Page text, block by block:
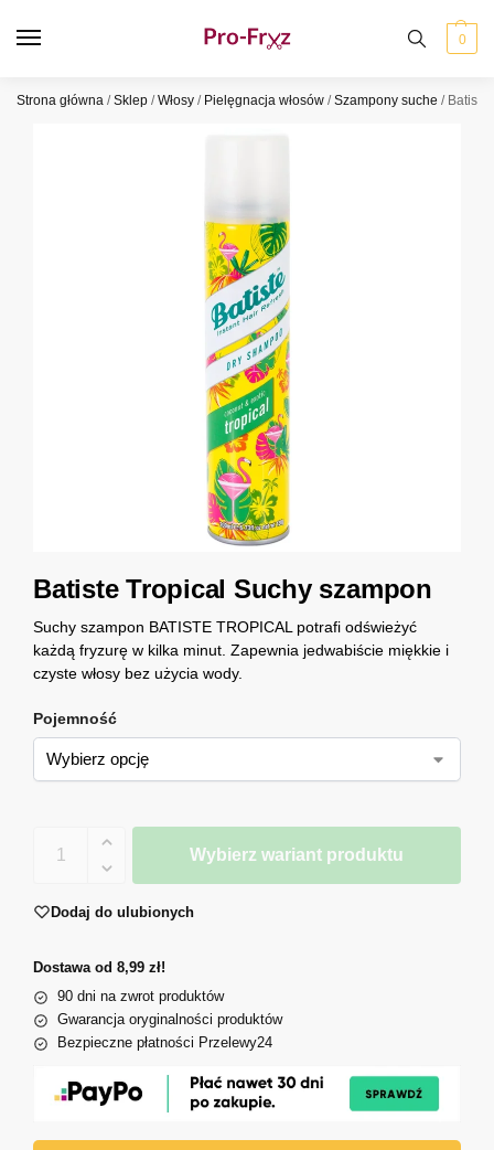
0
Strona główna /Sklep /Włosy / Pielęgnacja włosów /Szampony suche / Batiste
Batiste Tropical Suchy szampon
Suchy szampon BATISTE TROPICAL potrafi odświeżyć
każdą fryzurę w kilka minut. Zapewnia jedwabiście miękkie i
czyste włosy bez użycia wody.
Pojemność
Wybierz wariant produktu
Dodaj do ulubionych
Dostawa od 8,99 zł!
90 dni na zwrot produktów
Gwarancja oryginalności produktów
Bezpieczne płatności Przelewy24